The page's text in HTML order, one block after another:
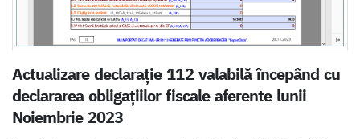
Actualizare declarație 112 valabilă începând cu
declararea obligațiilor fiscale aferente lunii
Noiembrie 2023